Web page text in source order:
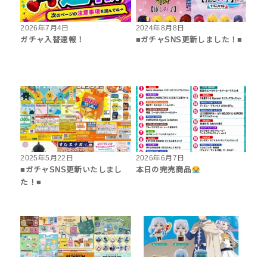
2026年7月4日
ガチャ入替速報！
2024年8月8日
■ガチャSNS更新しました！■
2025年5月22日
■ガチャSNS更新いたしまし
た！■
2026年6月7日
本日の完売商品